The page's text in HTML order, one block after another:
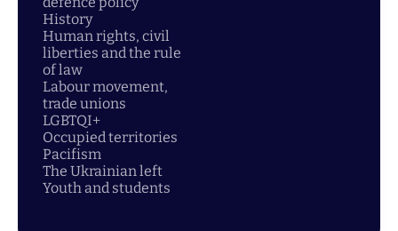
History
Human rights, civil
liberties and the rule
of law
Labour movement,
trade unions
LGBTQI+
Occupied territories
Pacifism
The Ukrainian left
Youth and students